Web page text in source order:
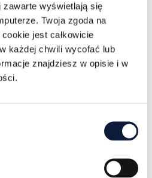
zawarte wyświetlają się
Twoja zgoda na
jest całkowicie
każdej chwili wycofać lub
znajdziesz w opisie i w
z róż nymi
najbardziej